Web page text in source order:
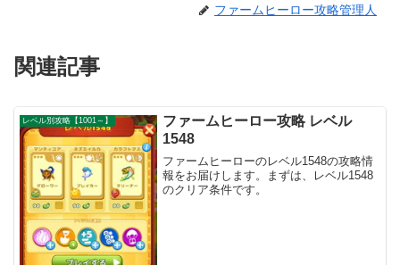
ファームヒーロー攻略管理人
関連記事
レベル別攻略【1001～】
ファームヒーロー攻略 レベル
1548
ファームヒーローのレベル1548の攻略情
報をお届けします。まずは、レベル1548
のクリア条件です。